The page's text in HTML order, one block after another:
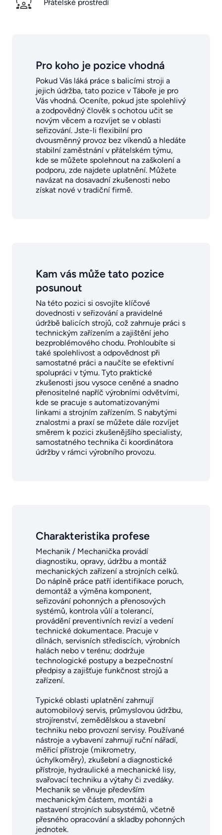
Přátelské prostředí
Pro koho je pozice vhodná
Pokud Vás láká práce s balicími stroji a
jejich údržba, tato pozice v Táboře je pro
Vás vhodná. Oceníte, pokud jste spolehlivý
a zodpovědný člověk s ochotou učit se
novým věcem a rozvíjet se v oblasti
seřizování. Jste-li flexibilní pro
dvousměnný provoz bez víkendů a hledáte
stabilní zaměstnání v přátelském týmu,
kde se můžete spolehnout na zaškolení a
podporu, zde najdete uplatnění. Můžete
navázat na dosavadní zkušenosti nebo
získat nové v tradiční firmě.
Kam vás může tato pozice
posunout
Na této pozici si osvojíte klíčové
dovednosti v seřizování a pravidelné
údržbě balicích strojů, což zahrnuje práci s
technickým zařízením a zajištění jeho
bezproblémového chodu. Prohloubíte si
také spolehlivost a odpovědnost při
samostatné práci a naučíte se efektivní
spolupráci v týmu. Tyto praktické
zkušenosti jsou vysoce ceněné a snadno
přenositelné napříč výrobními odvětvími,
kde se pracuje s automatizovanými
linkami a strojním zařízením. S nabytými
znalostmi a praxí se můžete dále rozvíjet
směrem k pozici zkušenějšího specialisty,
samostatného technika či koordinátora
údržby v rámci výrobního provozu.
Charakteristika profese
Mechanik / Mechanička provádí
diagnostiku, opravy, údržbu a montáž
mechanických zařízení a strojních celků.
Do náplně práce patří identifikace poruch,
demontáž a výměna komponent,
seřizování pohonných a přenosových
systémů, kontrola vůlí a tolerancí,
provádění preventivních revizí a vedení
technické dokumentace. Pracuje v
dílnách, servisních střediscích, výrobních
halách nebo v terénu; dodržuje
technologické postupy a bezpečnostní
předpisy a zajišťuje funkčnost strojů a
zařízení.
Typické oblasti uplatnění zahrnují
automobilový servis, průmyslovou údržbu,
strojírenství, zemědělskou a stavební
techniku nebo provozní servisy. Používané
nástroje a vybavení zahrnují ruční nářadí,
měřicí přístroje (mikrometry,
úchylkoměry), zkušební a diagnostické
přístroje, hydraulické a mechanické lisy,
svařovací techniku a výtahy či zvedáky.
Mechanik se věnuje především
mechanickým částem, montáži a
nastavení strojních subsystémů, včetně
přesného opracování a skladby pohonných
jednotek.